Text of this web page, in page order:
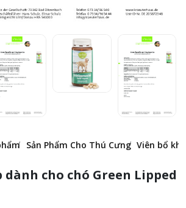
Sản Phẩm Cho Thú Cưng Viên bổ
cho chó Green Lipped